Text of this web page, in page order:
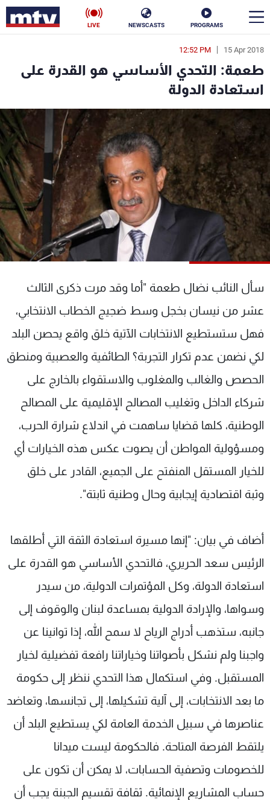
PROGRAMS
NEWSCASTS
LIVE
15 Apr 2018
12:52 PM
طعمة: التحدي الأساسي هو القدرة على
استعادة الدولة
سأل النائب نضال طعمة "أما وقد مرت ذكرى الثالث
عشر من نيسان بخجل وسط ضجيج الخطاب الانتخابي،
فهل ستستطيع الانتخابات الآتية خلق واقع يحصن البلد
لكي نضمن عدم تكرار التجربة؟ الطائفية والعصبية ومنطق
الحصص والغالب والمغلوب والاستقواء بالخارج على
شركاء الداخل وتغليب المصالح الإقليمية على المصالح
الوطنية، كلها قضايا ساهمت في اندلاع شرارة الحرب،
ومسؤولية المواطن أن يصوت عكس هذه الخيارات أي
للخيار المستقل المنفتح على الجميع، القادر على خلق
وثبة اقتصادية إيجابية وحال وطنية ثابتة".
أضاف في بيان: "إنها مسيرة استعادة الثقة التي أطلقها
الرئيس سعد الحريري، فالتحدي الأساسي هو القدرة على
استعادة الدولة، وكل المؤتمرات الدولية، من سيدر
وسواها، والإرادة الدولية بمساعدة لبنان والوقوف إلى
جانبه، ستذهب أدراج الرياح لا سمح الله، إذا توانينا عن
واجبنا ولم نشكل بأصواتنا وخياراتنا رافعة تفضيلية لخيار
المستقبل. وفي استكمال هذا التحدي ننظر إلى حكومة
ما بعد الانتخابات، إلى آلية تشكيلها، إلى تجانسها، وتعاضد
عناصرها في سبيل الخدمة العامة لكي يستطيع البلد أن
يلتقط الفرصة المتاحة. فالحكومة ليست ميدانا
للخصومات وتصفية الحسابات، لا يمكن أن تكون على
حساب المشاريع الإنمائية. ثقافة تقسيم الجبنة يجب أن
en
الأخبار
سياسة ناس
إقتصاد فن
منوعات رياضة
كأس العالم
البرامج
جدول البرامج
شاهد البرامج
عن MTV
الإنـتـاج
لاعلاناتكم
وظائف
تواصل معنا
شروط الإسـتخدام
سياسة الخصوصية